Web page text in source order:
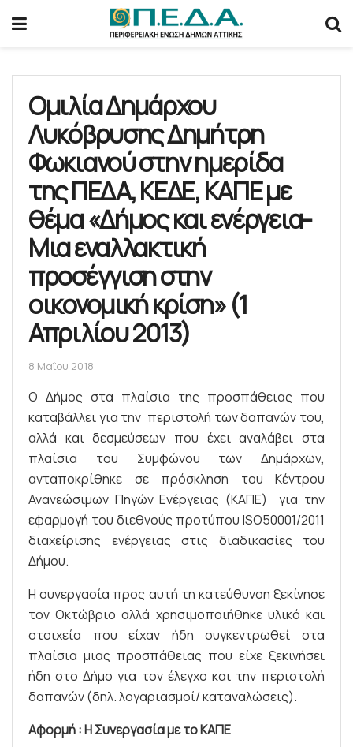
Ομιλία Δημάρχου
Λυκόβρυσης Δημήτρη
Φωκιανού στην ημερίδα
της ΠΕΔΑ, ΚΕΔΕ, ΚΑΠΕ με
θέμα «Δήμος και ενέργεια-
Μια εναλλακτική
προσέγγιση στην
οικονομική κρίση» (1
Απριλίου 2013)
8 Μαΐου 2018
Ο Δήμος στα πλαίσια της προσπάθειας που
καταβάλλει για την περιστολή των δαπανών του,
αλλά και δεσμεύσεων που έχει αναλάβει στα
πλαίσια του Συμφώνου των Δημάρχων,
ανταποκρίθηκε σε πρόσκληση του Κέντρου
Ανανεώσιμων Πηγών Ενέργειας (ΚΑΠΕ) για την
εφαρμογή του διεθνούς προτύπου ISO50001/2011
διαχείρισης ενέργειας στις διαδικασίες του
Δήμου.
Η συνεργασία προς αυτή τη κατεύθυνση ξεκίνησε
τον Οκτώβριο αλλά χρησιμοποιήθηκε υλικό και
στοιχεία που είχαν ήδη συγκεντρωθεί στα
πλαίσια μιας προσπάθειας που είχε ξεκινήσει
ήδη στο Δήμο για τον έλεγχο και την περιστολή
δαπανών (δηλ. λογαριασμοί/ καταναλώσεις).
Αφορμή : Η Συνεργασία με το ΚΑΠΕ